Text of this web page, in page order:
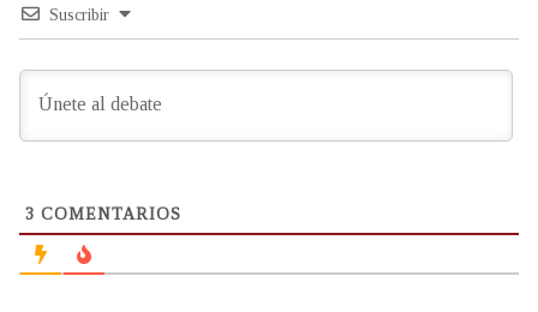
Suscribir
3 COMENTARIOS